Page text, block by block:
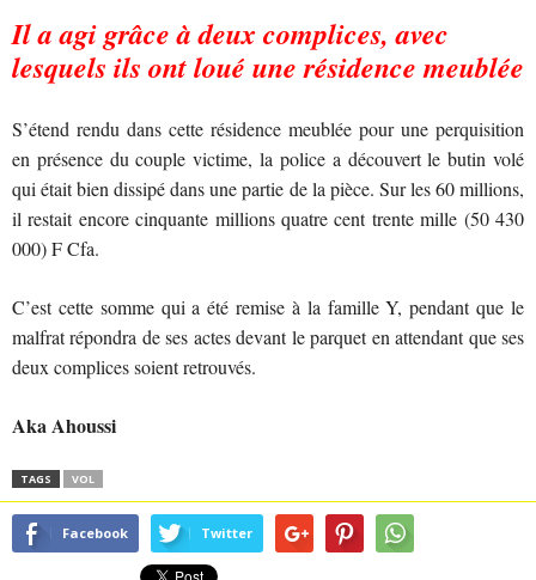
Il a agi grâce à deux complices, avec
lesquels ils ont loué une résidence meublée
S’étend rendu dans cette résidence meublée pour une perquisition
en présence du couple victime, la police a découvert le butin volé
qui était bien dissipé dans une partie de la pièce. Sur les 60 millions,
il restait encore cinquante millions quatre cent trente mille (50 430
000) F Cfa.
C’est cette somme qui a été remise à la famille Y, pendant que le
malfrat répondra de ses actes devant le parquet en attendant que ses
deux complices soient retrouvés.
Aka Ahoussi
TAGS VOL
Facebook Twitter